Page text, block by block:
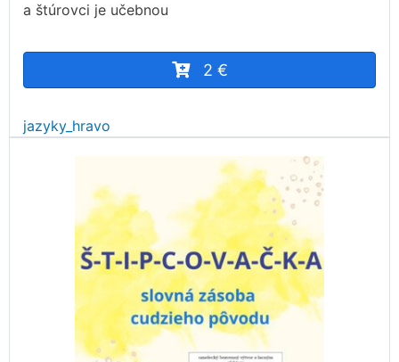
a štúrovci je učebnou
2 €
jazyky_hravo